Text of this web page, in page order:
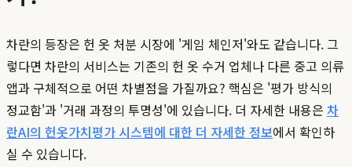
차란의 등장은 헌 옷 처분 시장에 '게임 체인저'와도 같습니다. 그
렇다면 차란의 서비스는 기존의 헌 옷 수거 업체나 다른 중고 의류
앱과 구체적으로 어떤 차별점을 가질까요? 핵심은 '평가 방식의
정교함'과 '거래 과정의 투명성'에 있습니다. 더 자세한 내용은 차
란AI의 헌옷가치평가 시스템에 대한 더 자세한 정보에서 확인하
실 수 있습니다.